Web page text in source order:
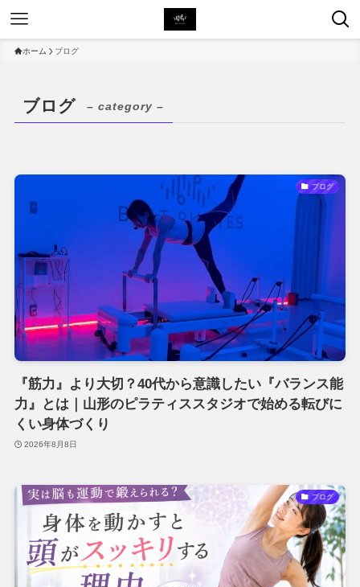
ホーム ブログ
ブログ – category –
ブログ
『筋力』より大切？40代から意識したい『バランス能
力』とは｜山形のピラティススタジオで始める転びに
くい身体づくり
2026年8月8日
ブログ